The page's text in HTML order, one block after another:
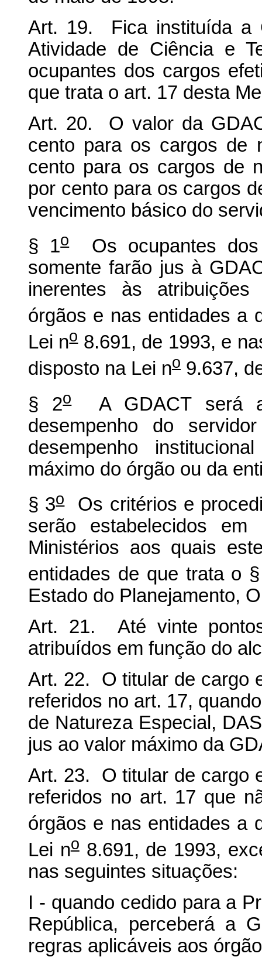
Art. 19. Fica instituída a
Atividade de Ciência e
ocupantes dos cargos
que trata o art. 17 desta
Art. 20. O valor da
cento para os cargos de
cento para os cargos de
por cento para os cargos
vencimento básico do
§ 1oOs ocupantes dos
somente farão jus à
inerentes às
órgãos e nas entidades a
Lei no8.691, de 1993, e
disposto na Lei no 9.637,
§ 2oA GDACT será
desempenho do
desempenho
máximo do órgão ou da
§ 3oOs critérios e
serão estabelecidos
Ministérios aos quais
entidades de que trata o
Estado do Planejamento,
Art. 21. Até vinte
atribuídos em função do
Art. 22. O titular de cargo
referidos no art. 17,
de Natureza Especial,
jus ao valor máximo da
Art. 23. O titular de cargo
referidos no art. 17 que
órgãos e nas entidades a
Lei no8.691, de 1993,
nas seguintes situações:
I - quando cedido para a
República, perceberá a
regras aplicáveis aos